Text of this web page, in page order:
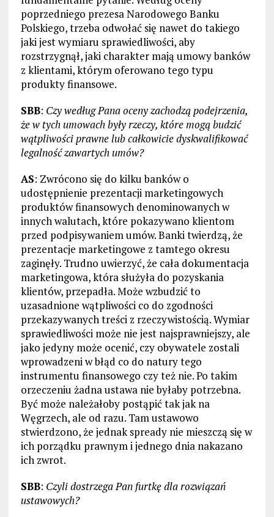
poprzedniego prezesa Narodowego Banku
Polskiego, trzeba odwołać się nawet do takiego
jaki jest wymiaru sprawiedliwości, aby
rozstrzygnął, jaki charakter mają umowy banków
z klientami, którym oferowano tego typu
produkty finansowe.
SBB: Czy według Pana oceny zachodzą podejrzenia,
że w tych umowach były rzeczy, które mogą budzić
wątpliwości prawne lub całkowicie dyskwalifikować
legalność zawartych umów?
AS: Zwrócono się do kilku banków o
udostępnienie prezentacji marketingowych
produktów finansowych denominowanych w
innych walutach, które pokazywano klientom
przed podpisywaniem umów. Banki twierdzą, że
prezentacje marketingowe z tamtego okresu
zaginęły. Trudno uwierzyć, że cała dokumentacja
marketingowa, która służyła do pozyskania
klientów, przepadła. Może wzbudzić to
uzasadnione wątpliwości co do zgodności
przekazywanych treści z rzeczywistością. Wymiar
sprawiedliwości może nie jest najsprawniejszy, ale
jako jedyny może ocenić, czy obywatele zostali
wprowadzeni w błąd co do natury tego
instrumentu finansowego czy też nie. Po takim
orzeczeniu żadna ustawa nie byłaby potrzebna.
Być może należałoby postąpić tak jak na
Węgrzech, ale od razu. Tam ustawowo
stwierdzono, że jednak spready nie mieszczą się w
ich porządku prawnym i jednego dnia nakazano
ich zwrot.
SBB: Czyli dostrzega Pan furtkę dla rozwiązań
ustawowych?